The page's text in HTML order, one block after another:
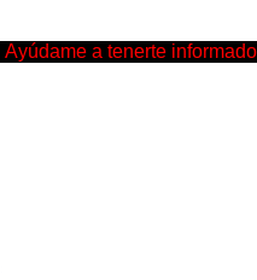
Ayúdame a tenerte informado